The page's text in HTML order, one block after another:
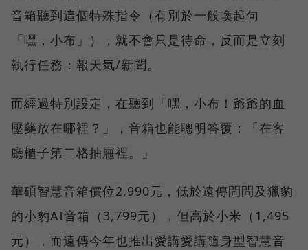
音箱聽到這個特殊指令（有別於一般喚起句
「嘿，小布」），就不會只是待命，反而是立刻
執行任務：報天氣/新聞。
而經過特別設定，在聽到「嘿，小布！爺爺的血
壓藥放在哪裡？」，音箱也能聰明答覆：「在客
廳櫃子第二格抽屜裡。」
華碩智慧音箱價位2,990元，低於遠傳問問及獵豹
的小豹AI音箱（3,799元），但高於小米（1,495
元），而遠傳今年也推出愛講愛講隨身型智慧音